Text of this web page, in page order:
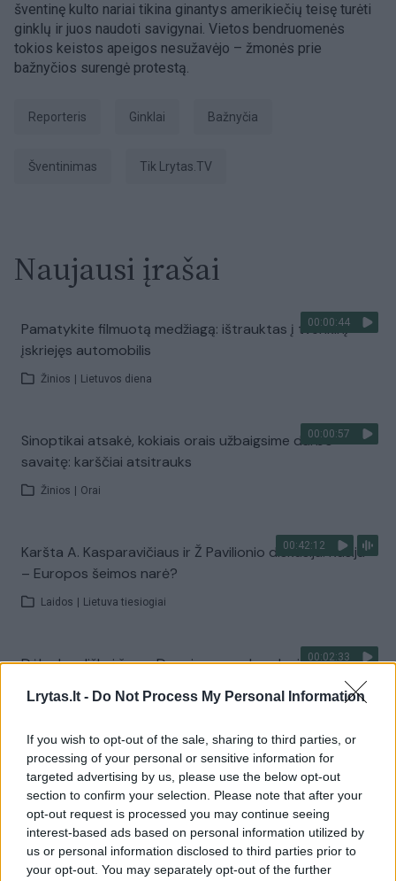
Lrytas.lt - Do Not Process My Personal Information
If you wish to opt-out of the sale, sharing to third parties, or
processing of your personal or sensitive information for
targeted advertising by us, please use the below opt-out
section to confirm your selection. Please note that after your
opt-out request is processed you may continue seeing
interest-based ads based on personal information utilized by
us or personal information disclosed to third parties prior to
your opt-out. You may separately opt-out of the further
šventinę kulto nariai tikina ginantys amerikiečių teisę turėti
ginklų ir juos naudoti savigynai. Vietos bendruomenės
tokios keistos apeigos nesužavėjo – žmonės prie
bažnyčios surengė protestą.
Reporteris Ginklai Bažnyčia
šventinimas tik Lrytas.TV
Naujausi įrašai
00:00:44
Pamatykite filmuotą medžiagą: ištrauktas į tvenkinį
įskriejęs automobilis
Žinios Lietuvos diena
00:00:57
Sinoptikai atsakė, kokiais orais užbaigsime darbo
savaitę: karščiai atsitrauks
Žinios Orai
00:42:12
Karšta A. Kasparavičiaus ir Ž Pavilionio diskusija: Rusija
– Europos šeimos narė?
Laidos Lietuva tiesiogiai
00:02:33
Dėl rekordiškai žemo Dunojaus vandens lygio –
Visi įrašai
Žiūrimiausi įrašai